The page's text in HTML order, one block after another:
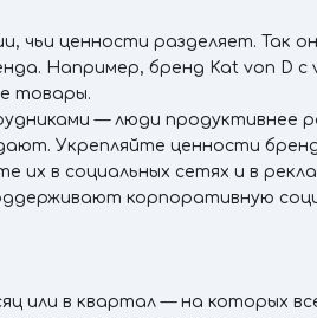
чьи ценности разделяет. Так
Например, бренд Kat von D с
товары.
— люди продуктивнее
Укрепляйте ценности
их в социальных сетях и в
корпоративную
или в квартал — на которых